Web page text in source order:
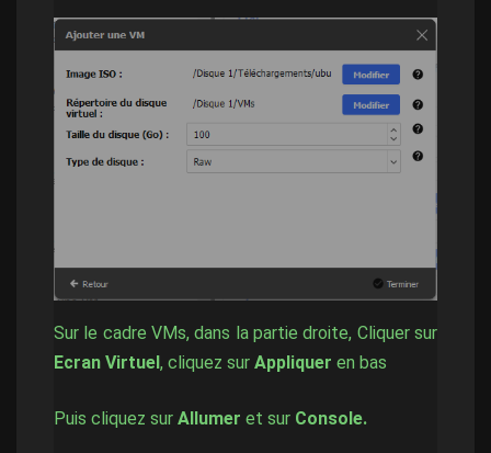
Sur le cadre VMs, dans la partie droite, Cliquer sur
Ecran Virtuel, cliquez sur Appliquer en bas
Puis cliquez sur Allumer et sur Console.